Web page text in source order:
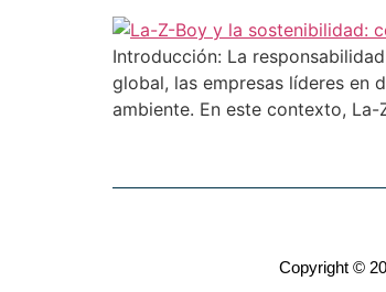
Introducción: La
global, las empresas líderes en
ambiente. En este contexto,
Copyright ©